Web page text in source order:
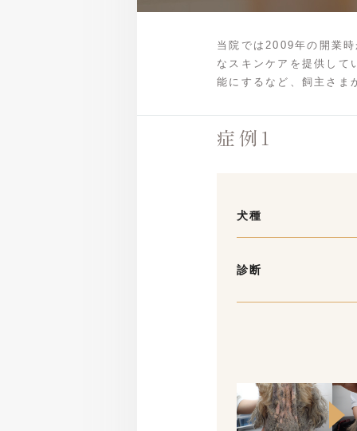
当院では2009年の開業
なスキンケアを提供して
能にするなど、飼主さま
症例1
犬種
診断